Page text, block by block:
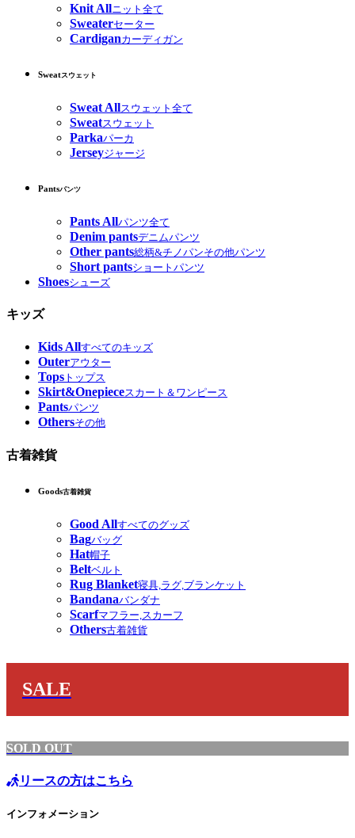
Knit Allニット全て
Sweaterセーター
Cardiganカーディガン
Sweatスウェット
Sweat Allスウェット全て
Sweatスウェット
Parkaパーカ
Jerseyジャージ
Pantsパンツ
Pants Allパンツ全て
Denim pantsデニムパンツ
Other pants総柄&チノパンその他パンツ
Short pantsショートパンツ
Shoesシューズ
キッズ
Kids Allすべてのキッズ
Outerアウター
Tops トップス
Skirt&Onepieceスカート＆ワンピース
Pantsパンツ
Othersその他
古着雑貨
Goods古着雑貨
Good Allすべてのグッズ
Bagバッグ
Hat帽子
Beltベルト
Rug Blanket寝具,ラグ,ブランケット
Bandanaバンダナ
Scarfマフラー,スカーフ
Others古着雑貨
SALE
SOLD OUT
リースの方はこちら
インフォメーション